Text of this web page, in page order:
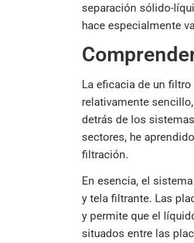
separación sólido-
hace especialmente
La eficacia de un
relativamente
detrás de los
sectores, he
filtración.
En esencia, el
y tela filtrante. Las
y permite que el
situados entre las